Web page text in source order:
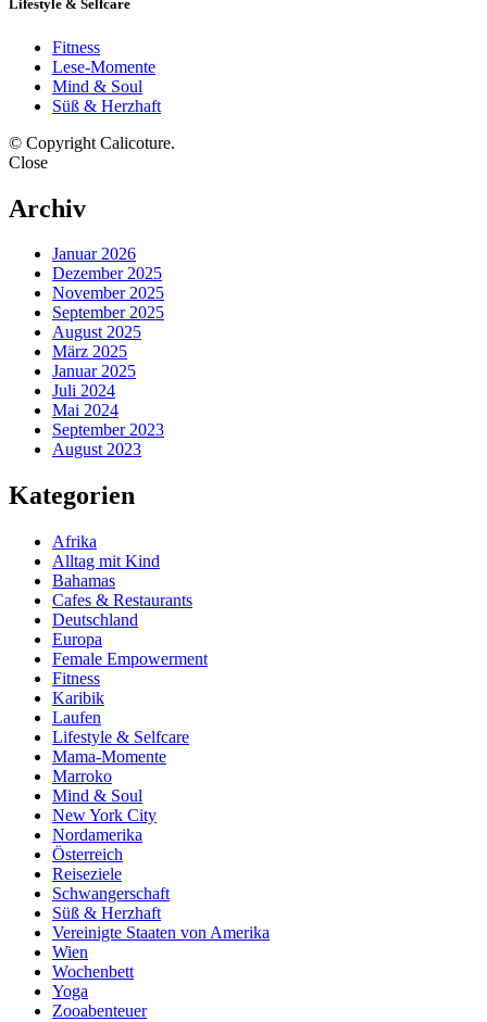
Lifestyle & Selfcare
Fitness
Lese-Momente
Mind & Soul
Süß & Herzhaft
© Copyright Calicoture.
Close
Archiv
Januar 2026
Dezember 2025
November 2025
September 2025
August 2025
März 2025
Januar 2025
Juli 2024
Mai 2024
September 2023
August 2023
Kategorien
Afrika
Alltag mit Kind
Bahamas
Cafes & Restaurants
Deutschland
Europa
Female Empowerment
Fitness
Karibik
Laufen
Lifestyle & Selfcare
Mama-Momente
Marroko
Mind & Soul
New York City
Nordamerika
Österreich
Reiseziele
Schwangerschaft
Süß & Herzhaft
Vereinigte Staaten von Amerika
Wien
Wochenbett
Yoga
Zooabenteuer